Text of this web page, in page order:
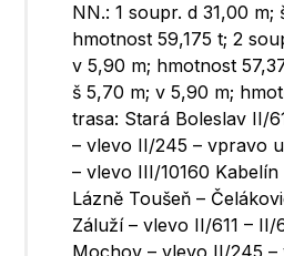
NN.: 1 soupr. d 31,00 m;
hmotnost 59,175 t; 2
v 5,90 m; hmotnost
š 5,70 m; v 5,90 m;
trasa: Stará Boleslav II/
– vlevo II/245 – vpravo
– vlevo III/10160
Lázně Toušeň –
Záluží – vlevo II/611 – II/
Mochov – vlevo II/245